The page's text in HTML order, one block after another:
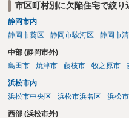
市区町村別に欠陥住宅で絞り
静岡市内
静岡市葵区
静岡市駿河区 静岡市
中部 (静岡市外)
島田市
焼津市 藤枝市 牧之原市
浜松市内
浜松市中央区
浜松市浜名区 浜松
西部 (浜松市外)